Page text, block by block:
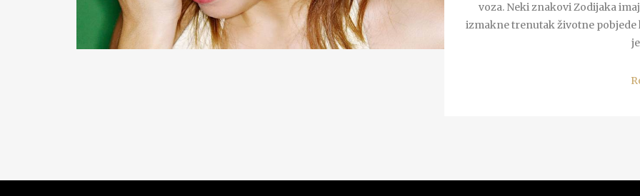
voza. Neki znakovi Zodijaka
izmakne trenutak životne pobjede